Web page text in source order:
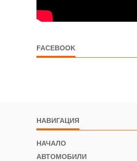
FACEBOOK
НАВИГАЦИЯ
НАЧАЛО
АВТОМОБИЛИ